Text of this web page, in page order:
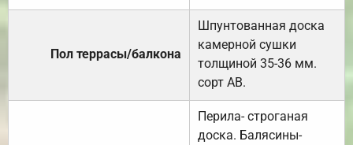
Пол террасы/балкона
Шпунтованная доска
камерной сушки
толщиной 35-36 мм.
сорт АВ.
Перила- строганая
доска. Балясины-